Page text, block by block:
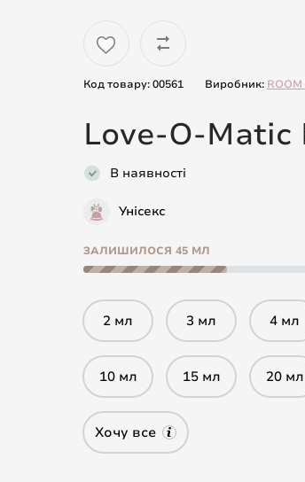
Код товару: 00561 Виробник: ROOM
Love-O-Matic
В наявності
Унісекс
ЗАЛИШИЛОСЯ 45 МЛ
2 мл 3 мл 4 мл
10 мл 15 мл 20 мл
Хочу все